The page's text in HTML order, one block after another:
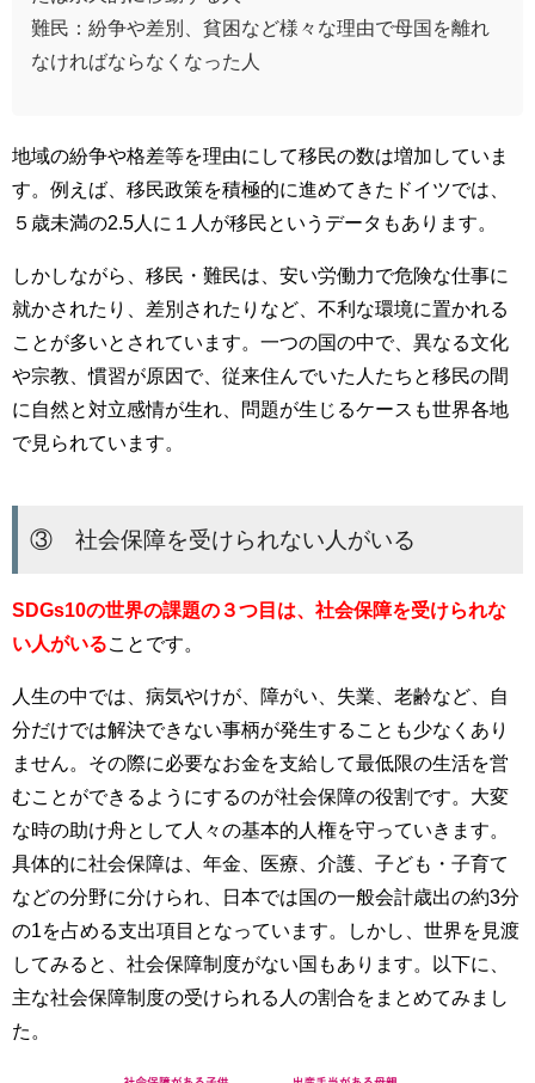
難民：紛争や差別、貧困など様々な理由で母国を離れ
なければならなくなった人
地域の紛争や格差等を理由にして移民の数は増加していま
す。例えば、移民政策を積極的に進めてきたドイツでは、
５歳未満の2.5人に１人が移民というデータもあります。
しかしながら、移民・難民は、安い労働力で危険な仕事に
就かされたり、差別されたりなど、不利な環境に置かれる
ことが多いとされています。一つの国の中で、異なる文化
や宗教、慣習が原因で、従来住んでいた人たちと移民の間
に自然と対立感情が生れ、問題が生じるケースも世界各地
で見られています。
③ 社会保障を受けられない人がいる
SDGs10の世界の課題の３つ目は、社会保障を受けられな
い人がいる ことです。
人生の中では、病気やけが、障がい、失業、老齢など、自
分だけでは解決できない事柄が発生することも少なくあり
ません。その際に必要なお金を支給して最低限の生活を営
むことができるようにするのが社会保障の役割です。大変
な時の助け舟として人々の基本的人権を守っていきます。
具体的に社会保障は、年金、医療、介護、子ども・子育て
などの分野に分けられ、日本では国の一般会計歳出の約3分
の1を占める支出項目となっています。しかし、世界を見渡
してみると、社会保障制度がない国もあります。以下に、
主な社会保障制度の受けられる人の割合をまとめてみまし
た。